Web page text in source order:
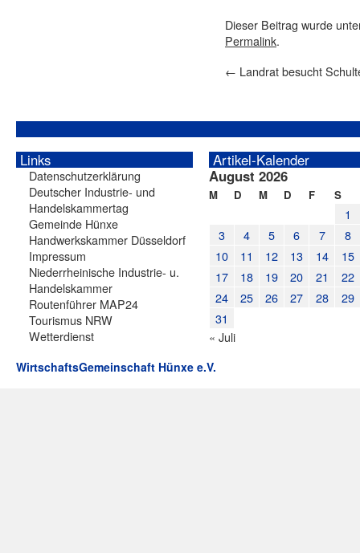
Dieser Beitrag wurde
Permalink.
← Landrat besucht
Links
Datenschutzerklärung
Deutscher Industrie- und
Handelskammertag
Gemeinde Hünxe
Handwerkskammer Düsseldorf
Impressum
Niederrheinische Industrie- u.
Handelskammer
Routenführer MAP24
Tourismus NRW
Wetterdienst
Artikel-Kalender
August 2026
M D M D F S
1
3
4 5 6 7
8
10
11 12 13 14
15
17
18 19 20 21
22
24
25 26 27 28
29
31
« Juli
WirtschaftsGemeinschaft Hünxe e.V.